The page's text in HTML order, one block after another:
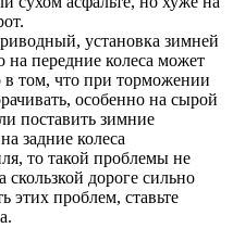
установка зимней
передние колеса может
том, что при торможении
особенно на сырой
поставить зимние
задние колеса
то такой проблемы не
скользкой дороге сильно
этих проблем, ставьте